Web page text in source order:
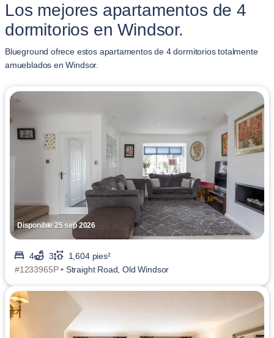
Los mejores apartamentos de 4
dormitorios en Windsor.
Blueground ofrece estos apartamentos de 4 dormitorios totalmente
amueblados en Windsor.
Disponible 25 sep 2026
4 3
1,604 pies²
#1233965P • Straight Road, Old Windsor